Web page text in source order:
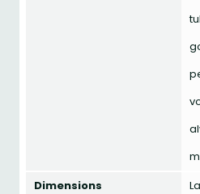
Dimensions